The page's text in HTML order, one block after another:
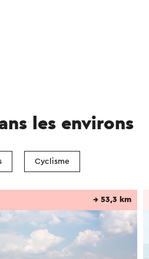
les environs
Cyclisme
→ 53,3 km